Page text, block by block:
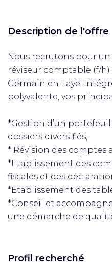
Description de l'offre
Nous recrutons pour
réviseur comptable (f/
Germain en Laye.
polyvalente, vos
*Gestion d’un
dossiers diversifiés,
* Révision des comptes
*Etablissement des
fiscales et des
*Etablissement des
*Conseil et
une démarche de
Profil recherché